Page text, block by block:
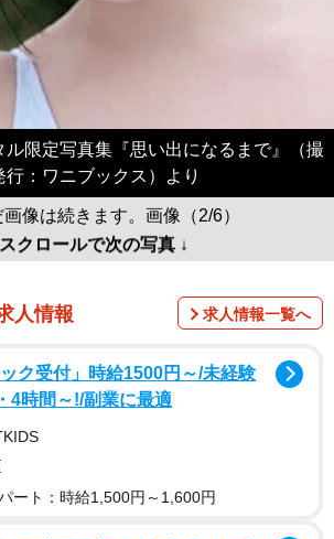
ル限定写真集『思い出になるまで』（撮
：ワニブックス）より
画像は続きます。画像（2/6）
クロールで次の写真 ↓
人情報 求人情報一覧へ
ック受付」時給1500円～/未経験
4時間～!/副業に最適
ート：時給1,500円～1,600円